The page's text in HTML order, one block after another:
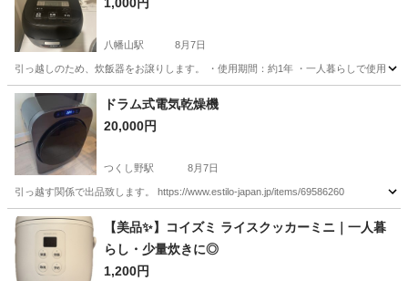
八幡山駅 8月7日
引っ越しのため、炊飯器をお譲りします。 ・使用期間：約1年 ・一人暮らしで使用
東京 杉並区 八幡山駅 キッチン家電
ドラム式電気乾燥機
20,000円
つくし野駅 8月7日
引っ越す関係で出品致します。 https://www.estilo-japan.jp/items/69586260
東京 町田市 つくし野駅 生活家電
【美品✨】コイズミ ライスクッカーミニ｜一人暮
らし・少量炊きに◎
1,200円